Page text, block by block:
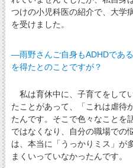
つけの小児科医の紹介で、大学
を受けました。
―雨野さんご自身もADHDであ
を得たとのことですが？
私は育休中に、子育てをして
たことがあって、「これは虐待
たんです。そこで色々なことを
ではなくなり、自分の職場での
は、本当に「うっかりミス」が
まくいっていなかったんです。